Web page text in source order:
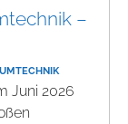
–
Juni 2026